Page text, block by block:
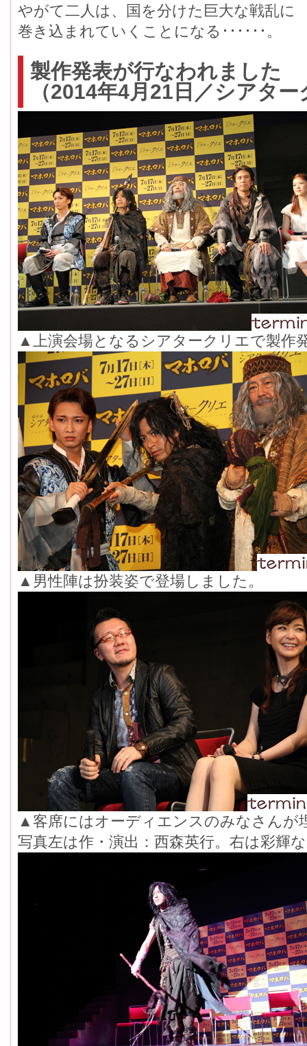
やがて二人は、国を分けた巨大な戦乱に
巻き込まれていくことになる･･････。
製作発表が行なわれました
（2014年4月21日／シアタ
▲上演会場となるシアタークリエで製作
▲男性陣は扮装姿で登場しました。
▲客席にはオーディエンスのみなさんが
写真左は作・演出：西森英行。右は彩輝